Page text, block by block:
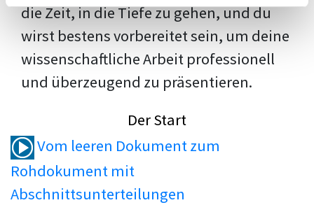
die Zeit, in die Tiefe zu gehen, und du
wirst bestens vorbereitet sein, um deine
wissenschaftliche Arbeit professionell
und überzeugend zu präsentieren.
Der Start
Vom leeren Dokument zum
Rohdokument mit
Abschnittsunterteilungen